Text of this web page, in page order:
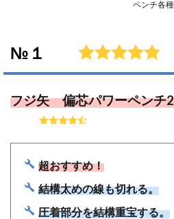
ペンチ各種
№１
フジ矢 偏芯パワーペンチ
超おすすめ！
結構太めの線も切れる。
圧着部分を結構重宝する。